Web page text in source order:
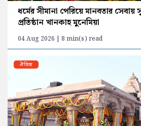
ধর্মের সীমানা পেরিয়ে মানবতার
প্রতিষ্ঠান খানকাহ মুনেমিয়া
04 Aug 2026 | 8 min(s) read
ঐতিহ্য